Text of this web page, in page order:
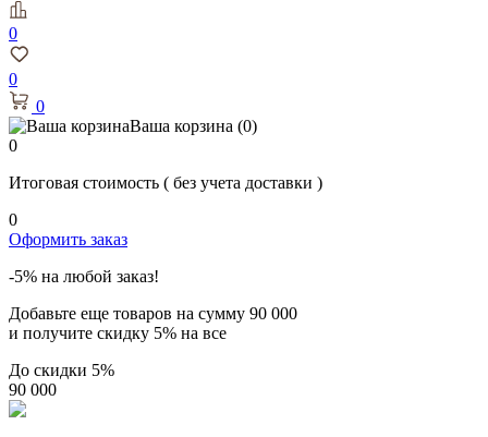
0
0
0
Ваша корзина (0)
0
Итоговая стоимость ( без учета доставки )
0
Оформить заказ
-5% на любой заказ!
Добавьте еще товаров на сумму 90 000
и получите скидку 5% на все
До скидки 5%
90 000